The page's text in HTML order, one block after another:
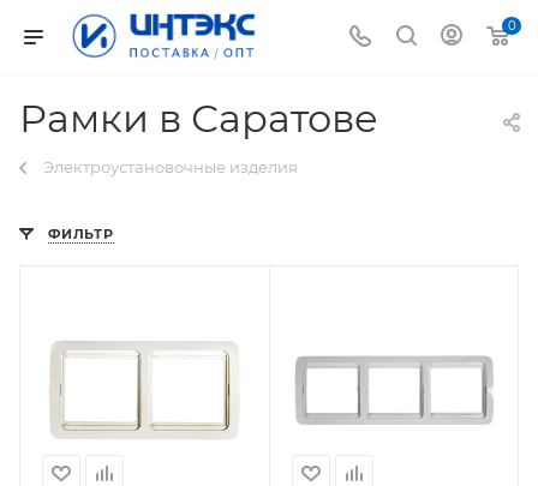
0
Рамки в Саратове
Электроустановочные изделия
ФИЛЬТР